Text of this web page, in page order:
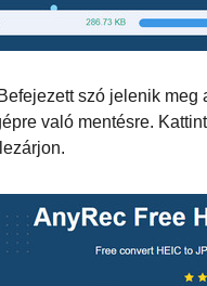
szó jelenik meg
való mentésre.